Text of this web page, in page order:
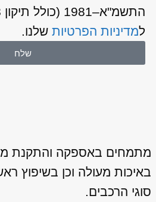
למדיניות הפרטיותשלנו.
שלח
מתמחים באספקה והתקנת
באיכות מעולה וכן בשיפוץ
סוגי הרכבים.